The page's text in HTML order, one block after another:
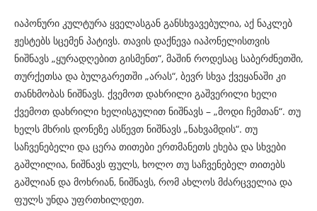
იაპონური კულტურა ყველასგან განსხვავებულია, აქ ნაკლებ
ჟესტებს სცემენ პატივს. თავის დაქნევა იაპონელისთვის
ნიშნავს „ყურადღებით გისმენთ“, მაშინ როდესაც საბერძნეთში,
თურქეთსა და ბულგარეთში „არას“, ბევრ სხვა ქვეყანაში კი
თანხმობას ნიშნავს. ქვემოთ დახრილი გაშვერილი ხელი
ქვემოთ დახრილი ხელისგულით ნიშნავს – „მოდი ჩემთან“. თუ
ხელს მხრის დონეზე ასწევთ ნიშნავს „ნახვამდის“. თუ
საჩვენებელი და ცერა თითები ერთმანეთს ეხება და სხვები
გაშლილია, ნიშნავს ფულს, ხოლო თუ საჩვენებელ თითებს
გაშლიან და მოხრიან, ნიშნავს, რომ ახლოს მძარცველია და
ფულს უნდა უფრთხილდეთ.